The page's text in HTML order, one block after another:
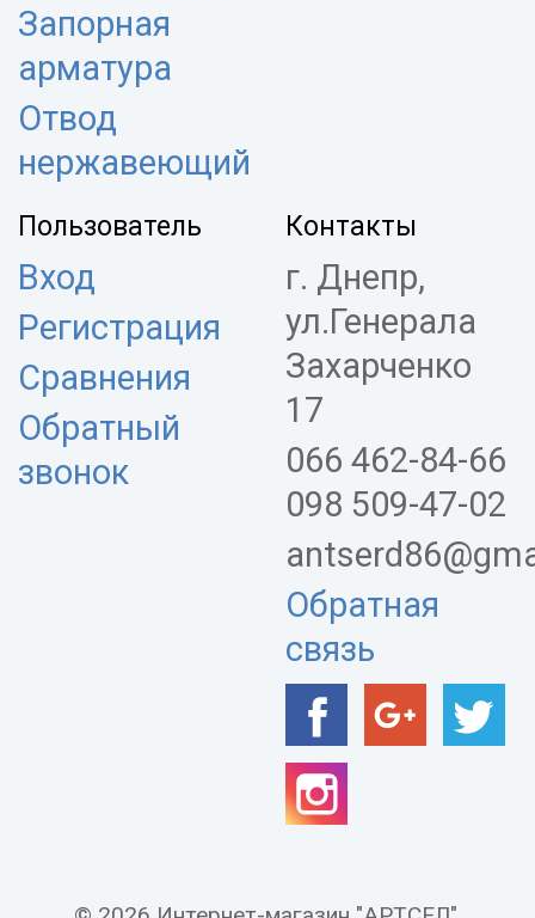
Запорная
арматура
Отвод
нержавеющий
Пользователь
Вход
Регистрация
Сравнения
Обратный
звонок
Контакты
г. Днепр,
ул.Генерала
Захарченко
17
066 462-84-66
098 509-47-02
Обратная
связь